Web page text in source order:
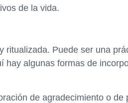
de la vida.
ritualizada. Puede ser una
hay algunas formas de
de agradecimiento o de